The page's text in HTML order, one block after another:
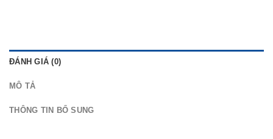
ĐÁNH GIÁ (0)
MÔ TẢ
THÔNG TIN BỔ SUNG